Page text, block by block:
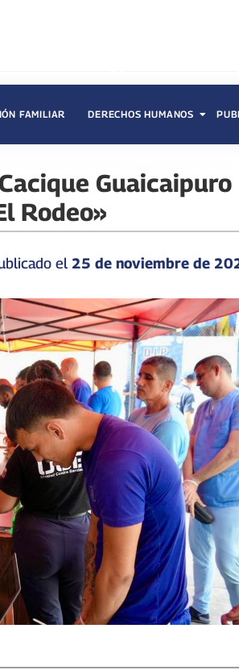
FAMILIAR DERECHOS HUMANOS
Guaicaipuro
Rodeo»
el 25 de noviembre de